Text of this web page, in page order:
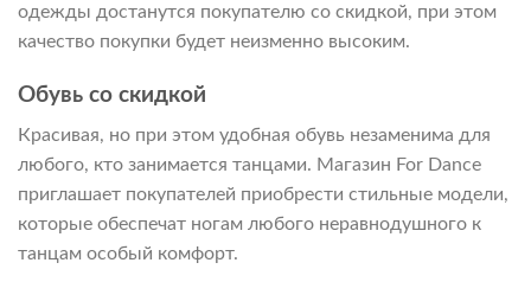
одежды достанутся покупателю со скидкой, при этом
качество покупки будет неизменно высоким.
Обувь со скидкой
Красивая, но при этом удобная обувь незаменима для
любого, кто занимается танцами. Магазин For Dance
приглашает покупателей приобрести стильные модели,
которые обеспечат ногам любого неравнодушного к
танцам особый комфорт.